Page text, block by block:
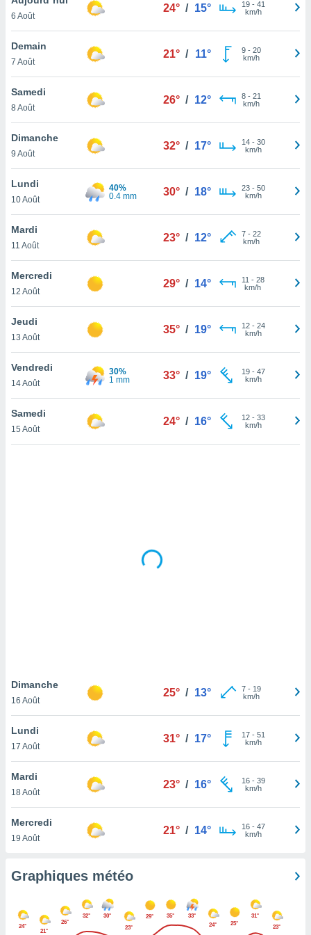
et
»,
au
vous
qu'ils
ou
le
ainsi
un
la
du
en
de
pas
de
à
cas,
que
sur le
ne
6 Août
24° / 15° 19- 41
km/h
Demain
7 Août
21° / 11° 9- 20
km/h
Samedi
8 Août
26° / 12° 8- 21
km/h
Dimanche
9 Août
32° / 17° 14- 30
km/h
Lundi
10 Août
40%
0.4 mm
30° / 18° 23- 50
km/h
Mardi
11 Août
23° / 12° 7- 22
km/h
Mercredi
12 Août
29° / 14° 11 - 28
km/h
Jeudi
13 Août
35° / 19° 12- 24
km/h
Vendredi
14 Août
30%
1 mm
33° / 19° 19- 47
km/h
Samedi
15 Août
24° / 16° 12- 33
km/h
Dimanche
16 Août
25° / 13° 7- 19
km/h
Lundi
17 Août
31° / 17° 17- 51
km/h
Mardi
18 Août
23° / 16° 16- 39
km/h
Mercredi
19 Août
21° / 14° 16- 47
km/h
Graphiques météo
24°
21°
26°
32°
30°
23°
29° 35°
33°
24°
25°
31°
23°